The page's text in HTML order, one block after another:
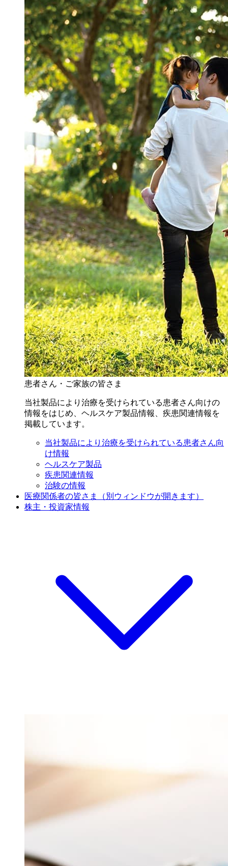
患者さん・ご家族の皆さま
当社製品により治療を受けられている患者さん向けの
情報をはじめ、ヘルスケア製品情報、疾患関連情報を
掲載しています。
当社製品により治療を受けられている患者さん向
け情報
ヘルスケア製品
疾患関連情報
治験の情報
医療関係者の皆さま
（別ウィンドウが開きます）
株主・投資家情報